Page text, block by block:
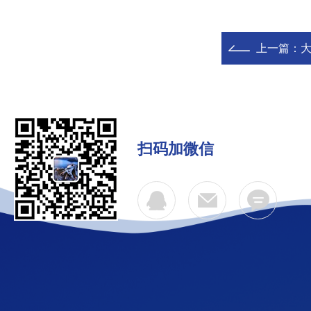
上一篇：
扫码加微信